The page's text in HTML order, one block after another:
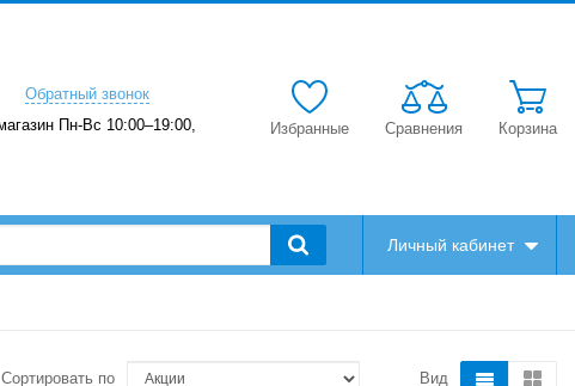
Обратный звонок
Пн-Вс 10:00–19:00,
Избранные Сравнения Корзина
Личный кабинет
Сортировать по Вид